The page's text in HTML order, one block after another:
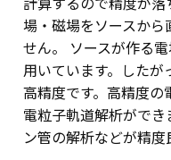
場・磁場をソースか
せん。 ソースが作る
用いています。した
高精度です。高精度
電粒子軌道解析がで
ン管の解析などが精度